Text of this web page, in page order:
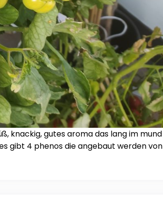
knackig, gutes aroma das lang im mund
gibt 4 phenos die angebaut werden von